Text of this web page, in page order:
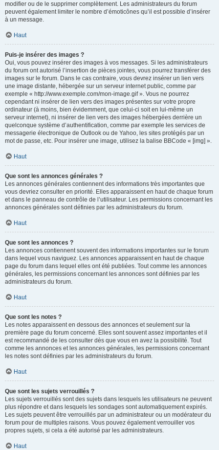
modifier ou de le supprimer complètement. Les administrateurs du forum
peuvent également limiter le nombre d’émoticônes qu’il est possible d’insérer
à un message.
Haut
Puis-je insérer des images ?
Oui, vous pouvez insérer des images à vos messages. Si les administrateurs
du forum ont autorisé l’insertion de pièces jointes, vous pourrez transférer des
images sur le forum. Dans le cas contraire, vous devrez insérer un lien vers
une image distante, hébergée sur un serveur internet public, comme par
exemple « http://www.exemple.com/mon-image.gif ». Vous ne pourrez
cependant ni insérer de lien vers des images présentes sur votre propre
ordinateur (à moins, bien évidemment, que celui-ci soit en lui-même un
serveur internet), ni insérer de lien vers des images hébergées derrière un
quelconque système d’authentification, comme par exemple les services de
messagerie électronique de Outlook ou de Yahoo, les sites protégés par un
mot de passe, etc. Pour insérer une image, utilisez la balise BBCode « [img] ».
Haut
Que sont les annonces générales ?
Les annonces générales contiennent des informations très importantes que
vous devriez consulter en priorité. Elles apparaissent en haut de chaque forum
et dans le panneau de contrôle de l’utilisateur. Les permissions concernant les
annonces générales sont définies par les administrateurs du forum.
Haut
Que sont les annonces ?
Les annonces contiennent souvent des informations importantes sur le forum
dans lequel vous naviguez. Les annonces apparaissent en haut de chaque
page du forum dans lequel elles ont été publiées. Tout comme les annonces
générales, les permissions concernant les annonces sont définies par les
administrateurs du forum.
Haut
Que sont les notes ?
Les notes apparaissent en dessous des annonces et seulement sur la
première page du forum concerné. Elles sont souvent assez importantes et il
est recommandé de les consulter dès que vous en avez la possibilité. Tout
comme les annonces et les annonces générales, les permissions concernant
les notes sont définies par les administrateurs du forum.
Haut
Que sont les sujets verrouillés ?
Les sujets verrouillés sont des sujets dans lesquels les utilisateurs ne peuvent
plus répondre et dans lesquels les sondages sont automatiquement expirés.
Les sujets peuvent être verrouillés par un administrateur ou un modérateur du
forum pour de multiples raisons. Vous pouvez également verrouiller vos
propres sujets, si cela a été autorisé par les administrateurs.
Haut